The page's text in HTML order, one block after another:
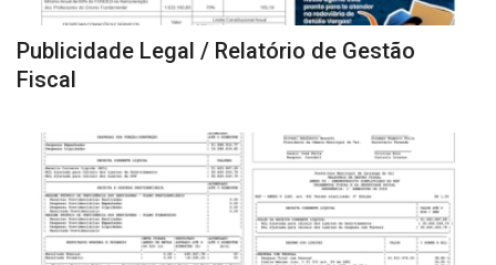
Publicidade Legal / Relatório de Gestão
Fiscal